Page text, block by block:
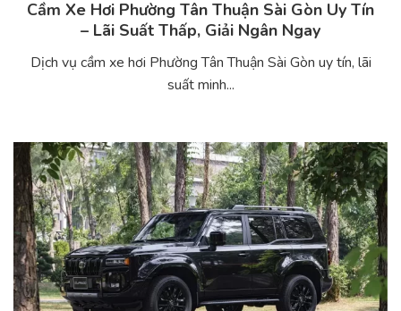
Cầm Xe Hơi Phường Tân Thuận Sài Gòn Uy Tín
– Lãi Suất Thấp, Giải Ngân Ngay
Dịch vụ cầm xe hơi Phường Tân Thuận Sài Gòn uy tín, lãi
suất minh...